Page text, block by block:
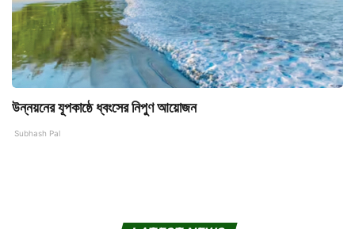
উন্নয়নের যূপকাষ্ঠে ধ্বংসের নিপুণ আয়োজন
Subhash Pal